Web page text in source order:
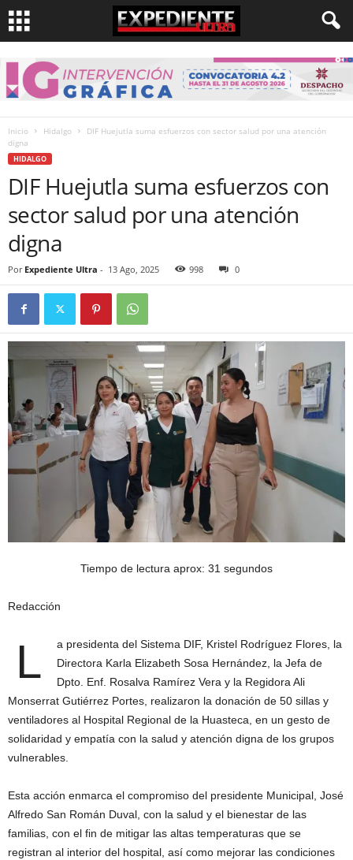
Inicio Hidalgo
DIF Huejutla suma esfuerzos con sector salud por una atención
digna
HIDALGO
DIF Huejutla suma esfuerzos con
sector salud por una atención
digna
Por Expediente Ultra - 13 Ago, 2025 998 0
Tiempo de lectura aprox: 31 segundos
Redacción
L
a presidenta del Sistema DIF, Kristel Rodríguez Flores, la
Directora Karla Elizabeth Sosa Hernández, la Jefa de
Dpto. Enf. Rosalva Ramírez Vera y la Regidora Ali
Monserrat Gutiérrez Portes, realizaron la donación de 50 sillas y
ventiladores al Hospital Regional de la Huasteca, en un gesto de
solidaridad y empatía con la salud y atención digna de los grupos
vulnerables.
Esta acción enmarca el compromiso del presidente Municipal, José
Alfredo San Román Duval, con la salud y el bienestar de las
familias, con el fin de mitigar las altas temperaturas que se
registran al interior del hospital, así como mejorar las condiciones